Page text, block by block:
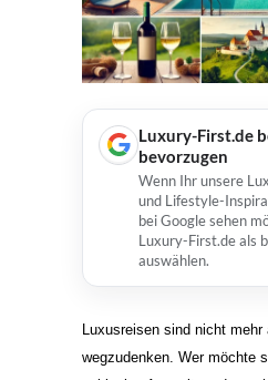
Luxury-First.de
bevorzugen
Wenn Ihr unsere
und Lifestyle-
bei Google sehen
Luxury-First.de als
auswählen.
Luxusreisen sind nicht
wegzudenken. Wer möchte